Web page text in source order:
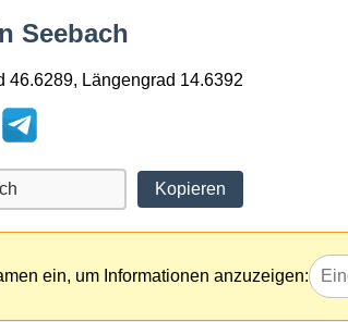
Seebach
46.6289, Längengrad 14.6392
Kopieren
ein, um Informationen anzuzeigen: